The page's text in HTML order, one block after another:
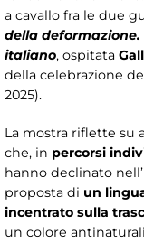
a cavallo fra le due
della deformazione.
italiano, ospitata
della celebrazione
2025).
La mostra riflette su
che, in percorsi
hanno declinato
proposta di un
incentrato sulla
un colore